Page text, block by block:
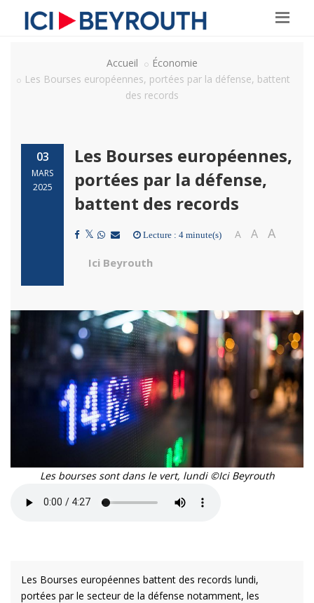
Accueil
Économie
Les Bourses européennes, portées par la défense, battent
des records
03
MARS
2025
Les Bourses européennes,
portées par la défense,
battent des records
Lecture : 4 minute(s) A A A
Ici Beyrouth
Les bourses sont dans le vert, lundi ©Ici Beyrouth
Les Bourses européennes battent des records lundi,
portées par le secteur de la défense notamment, les